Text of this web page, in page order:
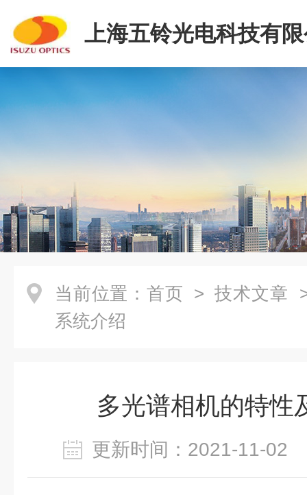
上海五铃光电科技有
当前位置： 首页 > 技术文章
系统介绍
多光谱相机的特性
更新时间：2021-11-